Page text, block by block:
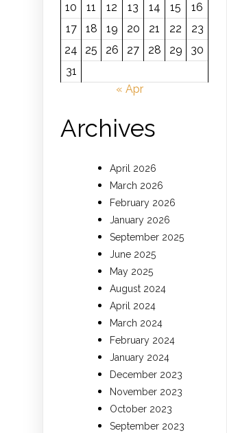
10
11 12 13 14 15
16
17
18 19 20 21 22
23
24
25 26 27 28 29
30
31
« Apr
Archives
April 2026
March 2026
February 2026
January 2026
September 2025
June 2025
May 2025
August 2024
April 2024
March 2024
February 2024
January 2024
December 2023
November 2023
October 2023
September 2023